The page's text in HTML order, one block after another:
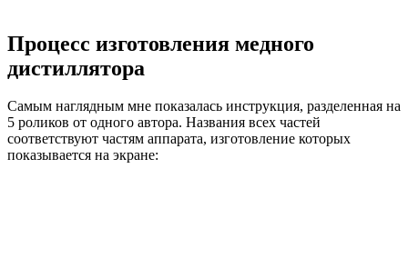
Процесс изготовления медного
дистиллятора
Самым наглядным мне показалась инструкция, разделенная на
5 роликов от одного автора. Названия всех частей
соответствуют частям аппарата, изготовление которых
показывается на экране: